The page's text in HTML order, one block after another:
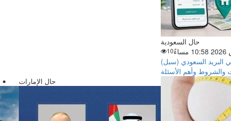
حال الإمارات
حال السعودية
10
البريد السعودي (سبل)